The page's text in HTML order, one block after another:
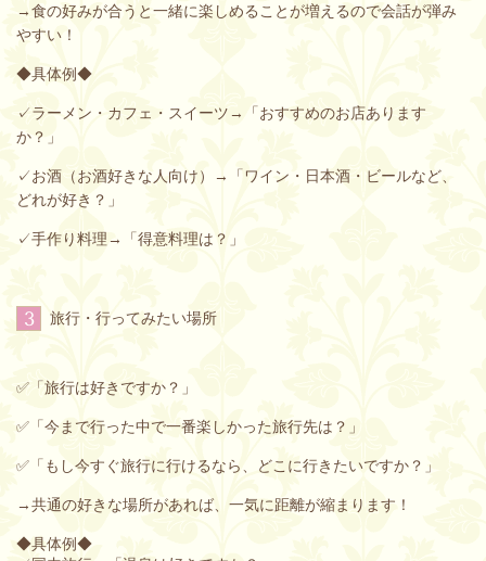
→食の好みが合うと一緒に楽しめることが増えるので会話が弾み
やすい！
◆具体例◆
✓ラーメン・カフェ・スイーツ→「おすすめのお店あります
か？」
✓お酒（お酒好きな人向け）→「ワイン・日本酒・ビールなど、
どれが好き？」
✓手作り料理→「得意料理は？」
3 旅行・行ってみたい場所
✅「旅行は好きですか？」
✅「今まで行った中で一番楽しかった旅行先は？」
✅「もし今すぐ旅行に行けるなら、どこに行きたいですか？」
→共通の好きな場所があれば、一気に距離が縮まります！
◆具体例◆